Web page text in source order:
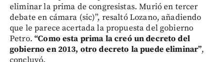
eliminar la prima de congresistas. Murió en tercer
debate en cámara (sic)”, resaltó Lozano, añadiendo
que le parece acertada la propuesta del gobierno
Petro.“Como esta prima la creó un decreto del
gobierno en 2013, otro decreto la puede eliminar”,